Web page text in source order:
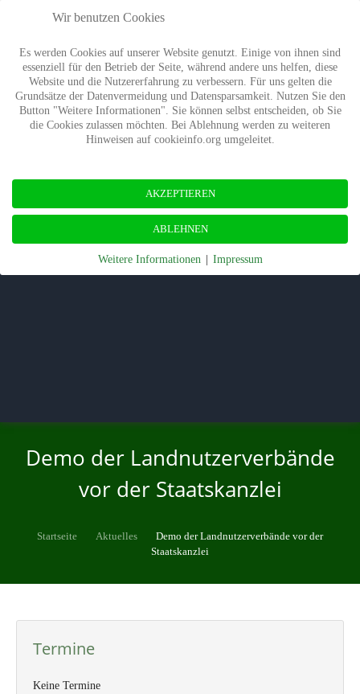
Demo der Landnutzerverbände
vor der Staatskanzlei
Startseite Aktuelles
Demo der Landnutzerverbände vor der
Staatskanzlei
Termine
Keine Termine
Wir benutzen Cookies
Es werden Cookies auf unserer Website genutzt. Einige von ihnen sind
essenziell für den Betrieb der Seite, während andere uns helfen, diese
Website und die Nutzererfahrung zu verbessern. Für uns gelten die
Grundsätze der Datenvermeidung und Datensparsamkeit. Nutzen Sie den
Button "Weitere Informationen". Sie können selbst entscheiden, ob Sie
die Cookies zulassen möchten. Bei Ablehnung werden zu weiteren
Hinweisen auf cookieinfo.org umgeleitet.
AKZEPTIEREN
ABLEHNEN
Weitere Informationen Impressum